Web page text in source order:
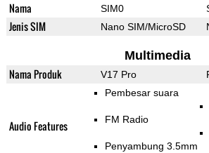
Nama SIM0
Jenis SIM Nano SIM/MicroSD
Multimedia
Nama Produk V17 Pro
Audio Features
Pembesar suara
FM Radio
Penyambung 3.5mm